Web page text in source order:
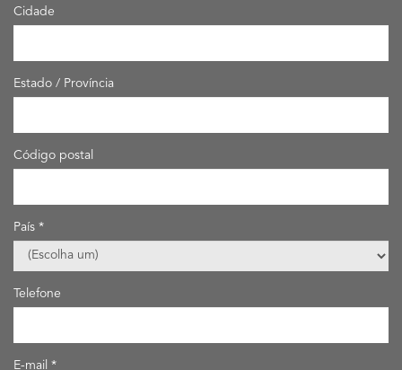
Cidade
Estado / Província
Código postal
País
Telefone
E-mail